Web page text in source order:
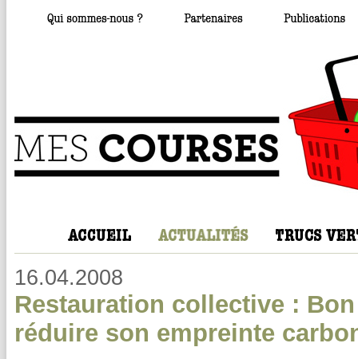
16.04.2008
Restauration collective :
réduire son empreinte